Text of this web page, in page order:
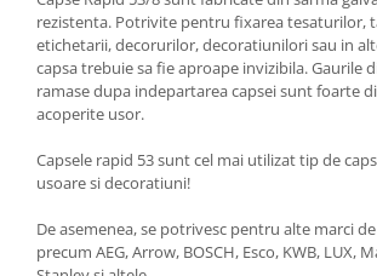
rezistenta. Potrivite pentru fixarea tesaturilor,
etichetarii, decorurilor, decoratiunilori sau in
capsa trebuie sa fie aproape invizibila. Gaurile
ramase dupa indepartarea capsei sunt foarte
acoperite usor.
Capsele rapid 53 sunt cel mai utilizat tip de
usoare si decoratiuni!
De asemenea, se potrivesc pentru alte marci
precum AEG, Arrow, BOSCH, Esco, KWB, LUX,